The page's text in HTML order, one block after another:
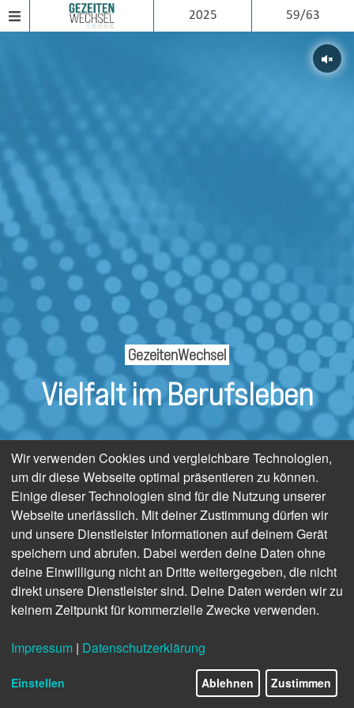
2025 59/63
GezeitenWechsel
Vielfalt im Berufsleben
Wir verwenden Cookies und vergleichbare Technologien,
um dir diese Webseite optimal präsentieren zu können.
Einige dieser Technologien sind für die Nutzung unserer
Webseite unerlässlich. Mit deiner Zustimmung dürfen wir
und unsere Dienstleister Informationen auf deinem Gerät
speichern und abrufen. Dabei werden deine Daten ohne
deine Einwilligung nicht an Dritte weitergegeben, die nicht
direkt unsere Dienstleister sind. Deine Daten werden wir zu
keinem Zeitpunkt für kommerzielle Zwecke verwenden.
Impressum | Datenschutzerklärung
Einstellen Ablehnen Zustimmen